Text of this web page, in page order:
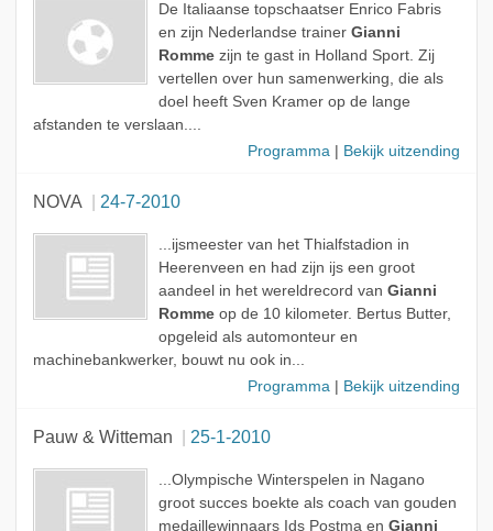
De Italiaanse topschaatser Enrico Fabris
en zijn Nederlandse trainer Gianni
Rommezijn te gast in Holland Sport. Zij
vertellen over hun samenwerking, die als
doel heeft Sven Kramer op de lange
afstanden te verslaan....
Programma
Bekijk uitzending
NOVA 24-7-2010
...ijsmeester van het Thialfstadion in
Heerenveen en had zijn ijs een groot
aandeel in het wereldrecord van Gianni
Rommeop de 10 kilometer. Bertus Butter,
opgeleid als automonteur en
machinebankwerker, bouwt nu ook in...
Programma
Bekijk uitzending
Pauw & Witteman 25-1-2010
...Olympische Winterspelen in Nagano
groot succes boekte als coach van gouden
medaillewinnaars Ids Postma en Gianni